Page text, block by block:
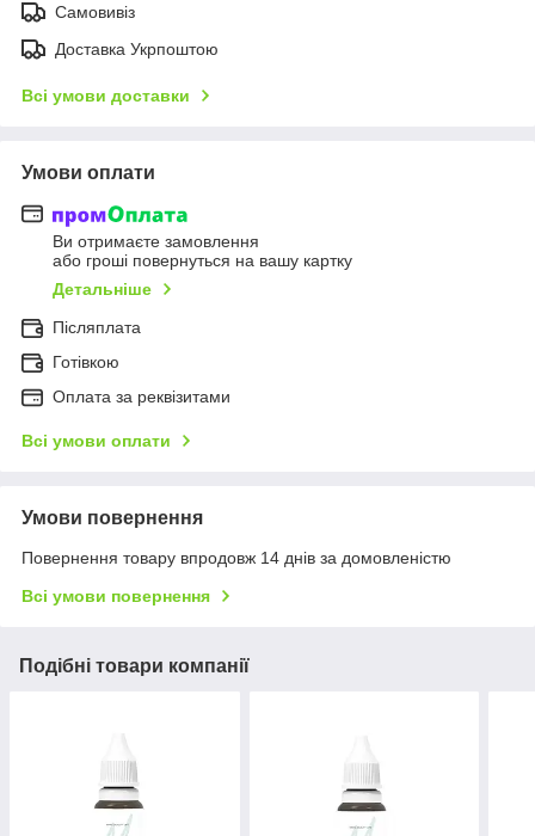
Самовивіз
Доставка Укрпоштою
Всі умови доставки
Умови оплати
Ви отримаєте замовлення
або гроші повернуться на вашу картку
Детальніше
Післяплата
Готівкою
Оплата за реквізитами
Всі умови оплати
Умови повернення
Повернення товару впродовж 14 днів за домовленістю
Всі умови повернення
Подібні товари компанії